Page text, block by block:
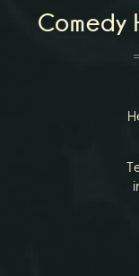
Comedy